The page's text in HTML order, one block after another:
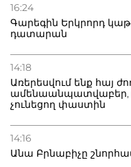
16:24
Գարեգին Երկրորդ
դատարան
14:18
Առերեսվում ենք հայ
չունեցող փաստին
14:16
Անա Բրնաբիչը